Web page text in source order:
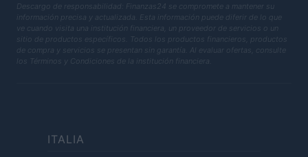
Descargo de responsabilidad: Finanzas24 se compromete a mantener su
información precisa y actualizada. Esta información puede diferir de lo que
ve cuando visita una institución financiera, un proveedor de servicios o un
sitio de productos específicos. Todos los productos financieros, productos
de compra y servicios se presentan sin garantía. Al evaluar ofertas, consulte
los Términos y Condiciones de la institución financiera.
ITALIA